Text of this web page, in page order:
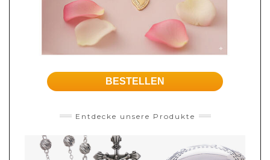
BESTELLEN
Entdecke unsere Produkte